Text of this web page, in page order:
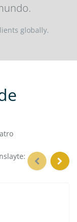
globally.